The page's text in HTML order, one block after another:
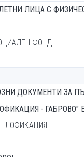
ЛИЦА С
ФОНД
ДОКУМЕНТИ ЗА
- ГАБРОВО"